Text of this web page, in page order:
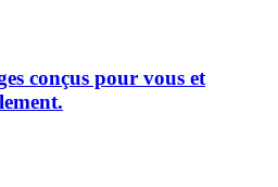
conçus pour vous et